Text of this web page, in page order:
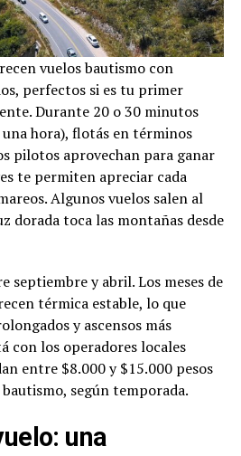
vuelos bautismo con
perfectos si es tu primer
Durante 20 o 30 minutos
hora), flotás en términos
pilotos aprovechan para ganar
te permiten apreciar cada
Algunos vuelos salen al
dorada toca las montañas desde
septiembre y abril. Los meses de
térmica estable, lo que
y ascensos más
con los operadores locales
entre $8.000 y $15.000 pesos
según temporada.
una